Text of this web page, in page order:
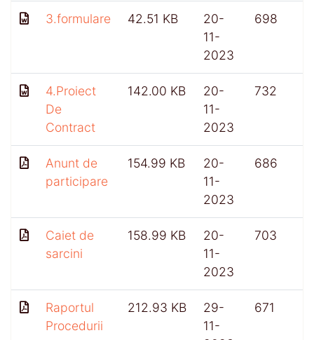
3.formulare 42.51 KB
20-
11-
2023
698
4.Proiect
De
Contract
142.00 KB
20-
11-
2023
732
Anunt de
participare
154.99 KB
20-
11-
2023
686
Caiet de
sarcini
158.99 KB
20-
11-
2023
703
Raportul
Procedurii
212.93 KB
29-
11-
671